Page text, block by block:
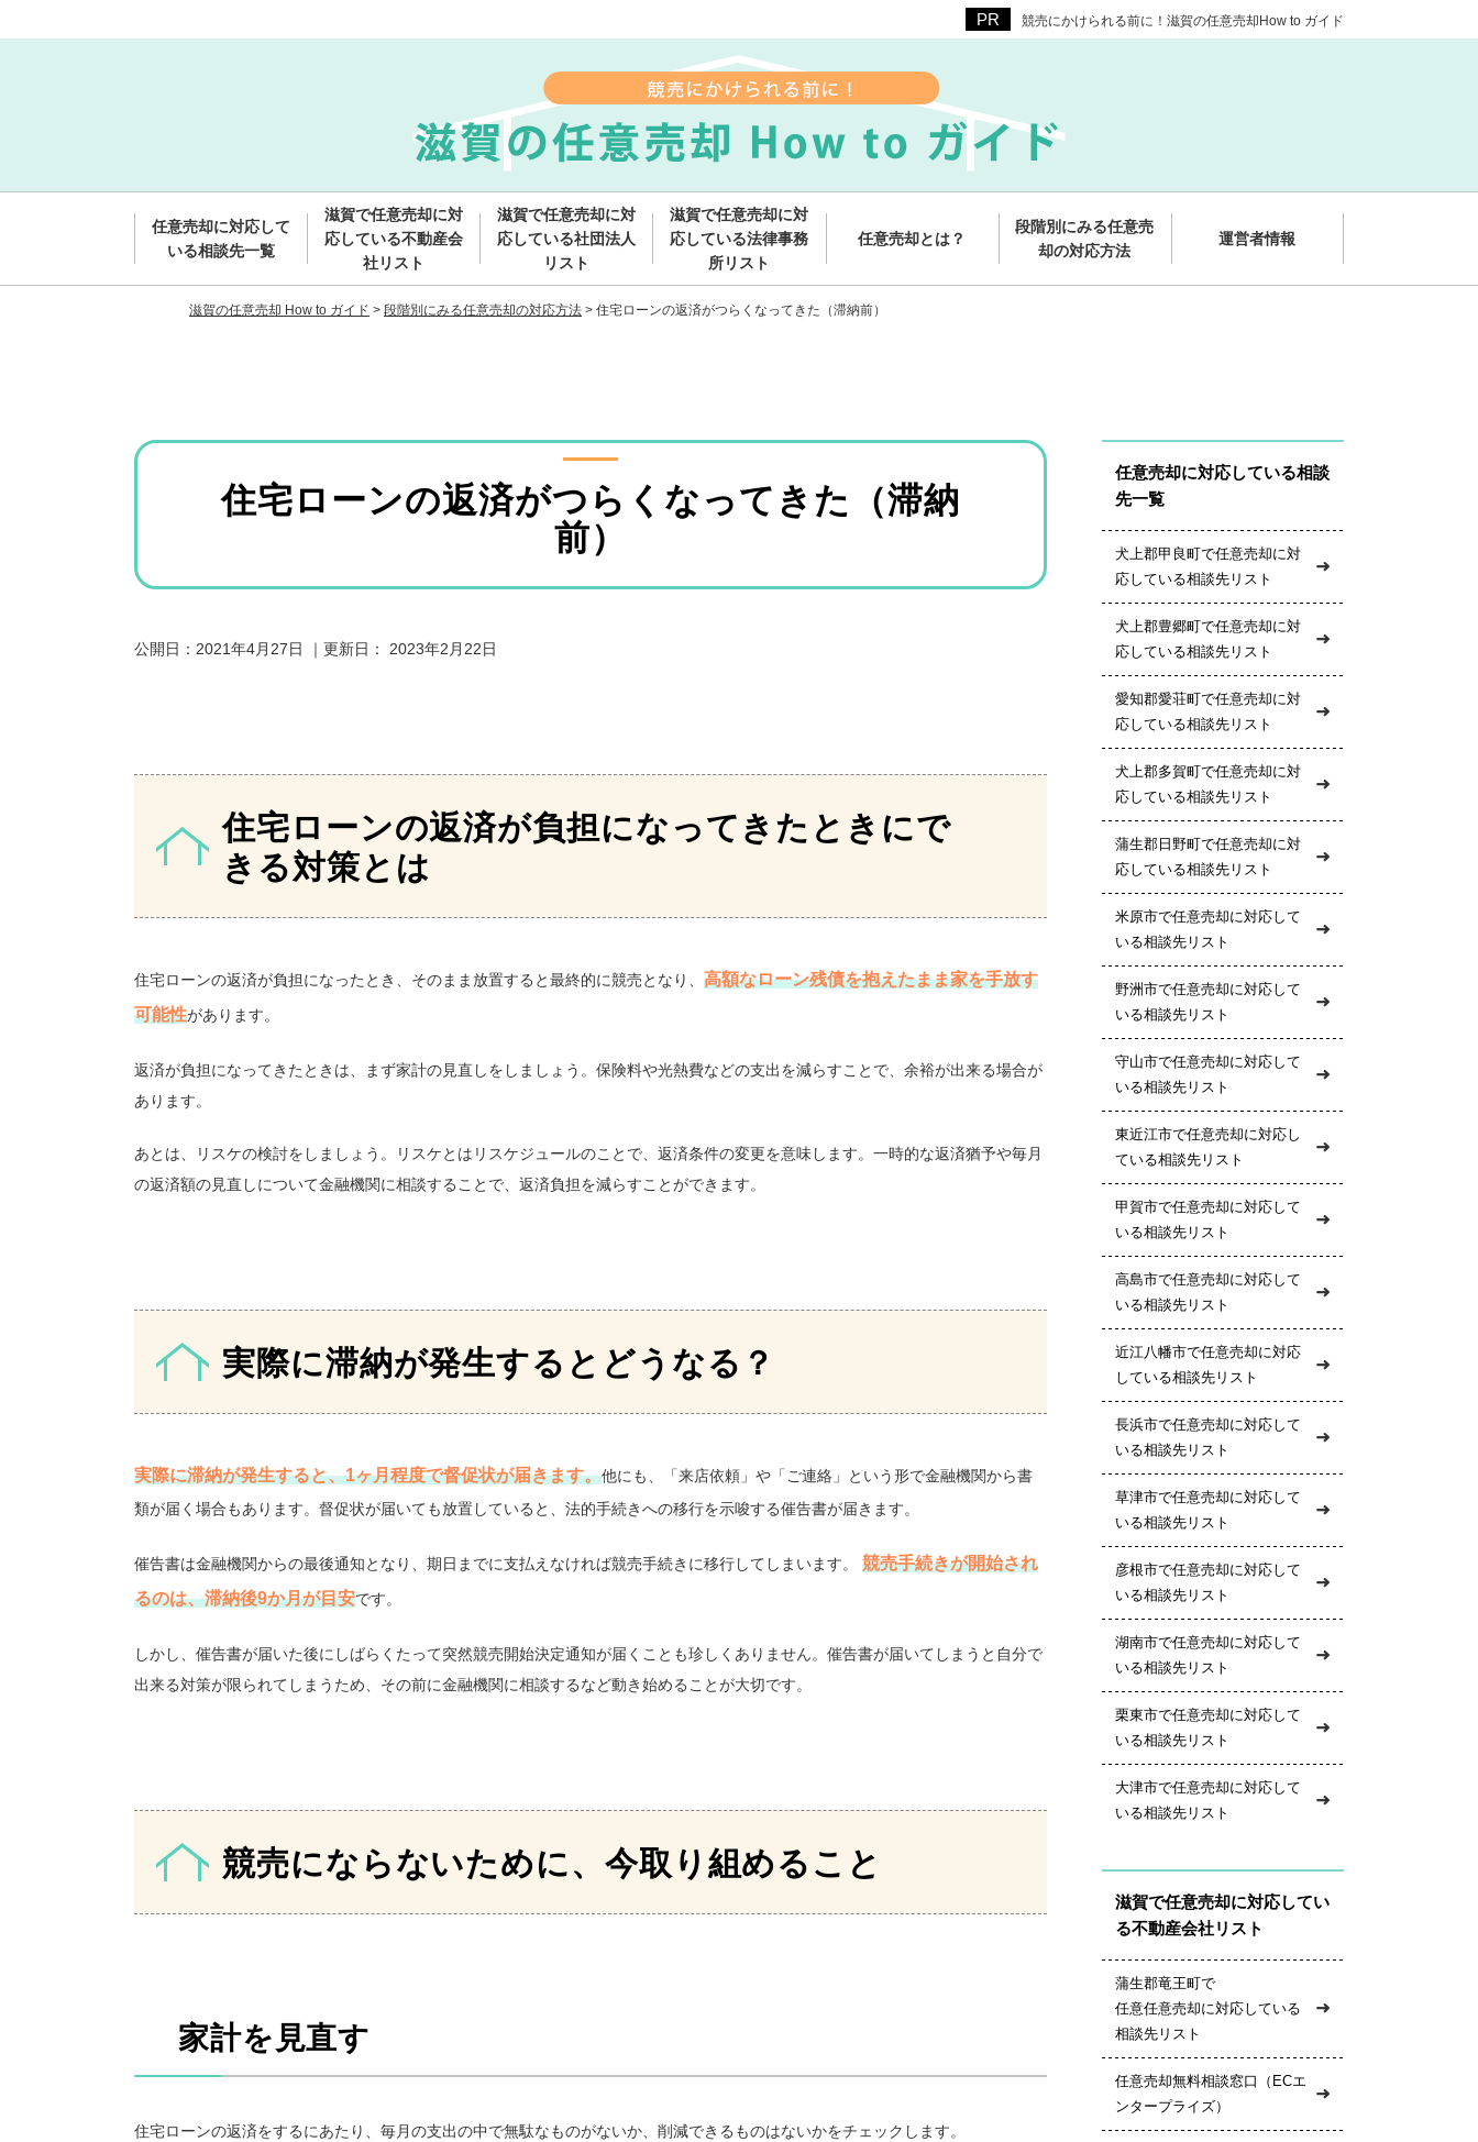
競売にかけられる前に！滋賀の任意売却How to ガイド
任意売却に対応して
いる相談先一覧
滋賀で任意売却に対
応している不動産会
社リスト
滋賀で任意売却に対
応している社団法人
リスト
滋賀で任意売却に対
応している法律事務
所リスト
任意売却とは？
段階別にみる任意売
却の対応方法
運営者情報
滋賀の任意売却 How to ガイド > 段階別にみる任意売却の対応方法 > 住宅ローンの返済がつらくなってきた（滞納前）
住宅ローンの返済がつらくなってきた（滞納
前）
公開日： 2021年4月27日 ｜更新日： 2023年2月22日
住宅ローンの返済が負担になってきたときにで
きる対策とは
住宅ローンの返済が負担になったとき、そのまま放置すると最終的に競売となり、 高額なローン残債を抱えたまま家を手放す
可能性があります。
返済が負担になってきたときは、まず家計の見直しをしましょう。保険料や光熱費などの支出を減らすことで、余裕が出来る場合が
あります。
あとは、リスケの検討をしましょう。リスケとはリスケジュールのことで、返済条件の変更を意味します。一時的な返済猶予や毎月
の返済額の見直しについて金融機関に相談することで、返済負担を減らすことができます。
実際に滞納が発生するとどうなる？
実際に滞納が発生すると、1ヶ月程度で督促状が届きます。他にも、「来店依頼」や「ご連絡」という形で金融機関から書
類が届く場合もあります。督促状が届いても放置していると、法的手続きへの移行を示唆する催告書が届きます。
催告書は金融機関からの最後通知となり、期日までに支払えなければ競売手続きに移行してしまいます。 競売手続きが開始され
るのは、滞納後9か月が目安です。
しかし、催告書が届いた後にしばらくたって突然競売開始決定通知が届くことも珍しくありません。催告書が届いてしまうと自分で
出来る対策が限られてしまうため、その前に金融機関に相談するなど動き始めることが大切です。
競売にならないために、今取り組めること
家計を見直す
住宅ローンの返済をするにあたり、毎月の支出の中で無駄なものがないか、削減できるものはないかをチェックします。
任意売却に対応している相談
先一覧
犬上郡甲良町で任意売却に対
応している相談先リスト
犬上郡豊郷町で任意売却に対
応している相談先リスト
愛知郡愛荘町で任意売却に対
応している相談先リスト
犬上郡多賀町で任意売却に対
応している相談先リスト
蒲生郡日野町で任意売却に対
応している相談先リスト
米原市で任意売却に対応して
いる相談先リスト
野洲市で任意売却に対応して
いる相談先リスト
守山市で任意売却に対応して
いる相談先リスト
東近江市で任意売却に対応し
ている相談先リスト
甲賀市で任意売却に対応して
いる相談先リスト
高島市で任意売却に対応して
いる相談先リスト
近江八幡市で任意売却に対応
している相談先リスト
長浜市で任意売却に対応して
いる相談先リスト
草津市で任意売却に対応して
いる相談先リスト
彦根市で任意売却に対応して
いる相談先リスト
湖南市で任意売却に対応して
いる相談先リスト
栗東市で任意売却に対応して
いる相談先リスト
大津市で任意売却に対応して
いる相談先リスト
滋賀で任意売却に対応してい
る不動産会社リスト
蒲生郡竜王町で
任意任意売却に対応している
相談先リスト
任意売却無料相談窓口（ECエ
ンタープライズ）